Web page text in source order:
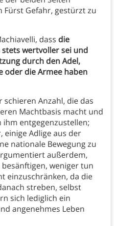
Gefahr, gestürzt zu
dass die
wertvoller sei und
durch den Adel,
oder die Armee haben
schieren Anzahl, die das
Machtbasis macht und
ihm entgegenzustellen;
einige Adlige aus der
nationale Bewegung zu
außerdem,
weniger tun
einzuschränken, da die
streben, selbst
sich lediglich ein
angenehmes Leben